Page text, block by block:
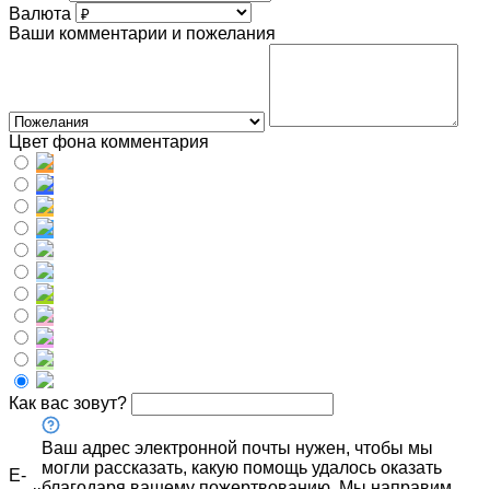
Валюта
Ваши комментарии и пожелания
Цвет фона комментария
Как вас зовут?
E-
Ваш адрес электронной почты нужен, чтобы мы
могли рассказать, какую помощь удалось оказать